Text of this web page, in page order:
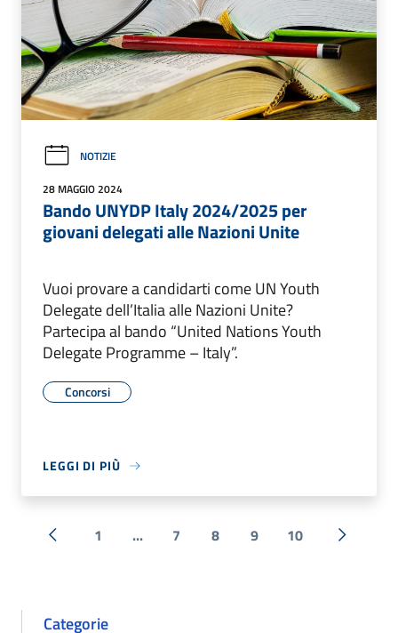
NOTIZIE
28 MAGGIO 2024
Bando UNYDP Italy 2024/2025 per
giovani delegati alle Nazioni Unite
Vuoi provare a candidarti come UN Youth
Delegate dell’Italia alle Nazioni Unite?
Partecipa al bando “United Nations Youth
Delegate Programme – Italy”.
Concorsi
LEGGI DI PIÙ
« Precedente
1 ... 7 8 9 10
Categorie